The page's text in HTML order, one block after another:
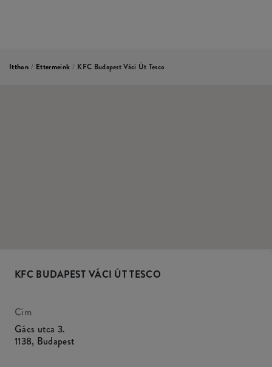
Itthon / Ettermeink / KFC Budapest Váci Út Tesco
KFC BUDAPEST VÁCI ÚT TESCO
Cím
Gács utca 3.
1138, Budapest